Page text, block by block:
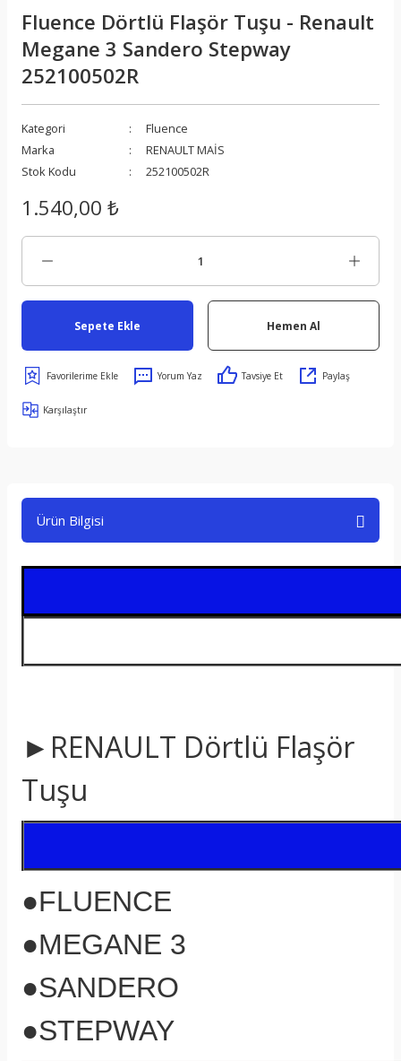
Fluence Dörtlü Flaşör Tuşu - Renault
Megane 3 Sandero Stepway
252100502R
Kategori
Fluence
Marka
RENAULT MAİS
Stok Kodu
252100502R
1.540,00 ₺
Sepete Ekle Hemen Al
Yorum Yaz Tavsiye Et Paylaş
Karşılaştır
Ürün Bilgisi
►RENAULT Dörtlü Flaşör
Tuşu
●FLUENCE
●MEGANE 3
●SANDERO
●STEPWAY